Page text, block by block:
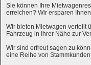
Sie können Ihre
erreichen? Wir ersparen
Wir bieten Mietwagen verteilt
Fahrzeug in Ihrer Nähe zur
Wir sind erfreut sagen zu
eine Reihe von